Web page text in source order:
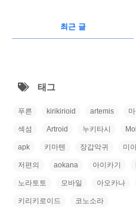
최근 글
글
태그
푸른 kirikirioid artemis
섹섬 Artroid 누키타시
apk 키마텐 장갑악귀 미
저편의 aokana 아이카기
노라토토 모바일 아오카나
키리키로이드 코노소라